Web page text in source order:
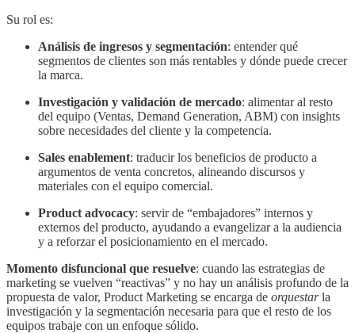
Su rol es:
Análisis de ingresos y segmentación: entender qué
segmentos de clientes son más rentables y dónde puede crecer
la marca.
Investigación y validación de mercado: alimentar al resto
del equipo (Ventas, Demand Generation, ABM) con insights
sobre necesidades del cliente y la competencia.
Sales enablement: traducir los beneficios de producto a
argumentos de venta concretos, alineando discursos y
materiales con el equipo comercial.
Product advocacy: servir de “embajadores” internos y
externos del producto, ayudando a evangelizar a la audiencia
y a reforzar el posicionamiento en el mercado.
Momento disfuncional que resuelve: cuando las estrategias de
marketing se vuelven “reactivas” y no hay un análisis profundo de la
propuesta de valor, Product Marketing se encarga de orquestarla
investigación y la segmentación necesaria para que el resto de los
equipos trabaje con un enfoque sólido.